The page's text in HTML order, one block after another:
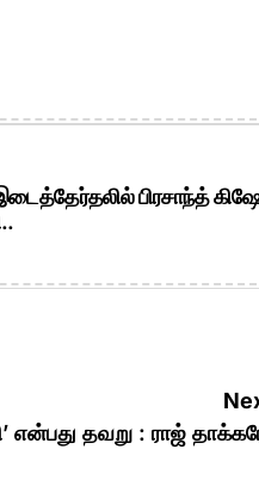
பிரசாந்த்
என்பது தவறு : ராஜ்